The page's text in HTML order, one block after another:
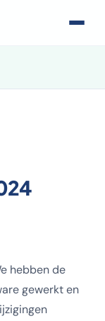
hebben de
gewerkt en